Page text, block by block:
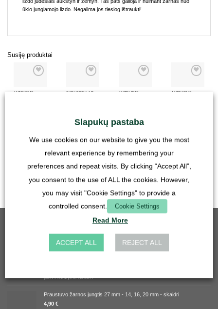
ūkio jungiamojo lizdo. Negalima jos tiesiog ištraukti!
Susiję produktai
ANTFARMS
su PVM
Pristatymo
Combi L
49,90€
su PVM
plius
Pristatymo
ANTFARMS
stovintis
59,90€
su PVM
plius
Pristatymo
ANTFARMS
su PVM
plius
Pristatymo
Tinklelio įdėklas - 50 mm - nerūdijantis plienas
pliusPristatymo išlaidos
Praustuvo žarnos jungtis 27 mm - 14, 16, 20 mm - skaidri
4,90 €
Slapukų pastaba
We use cookies on our website to give you the most
relevant experience by remembering your
preferences and repeat visits. By clicking “Accept All”,
you consent to the use of ALL the cookies. However,
you may visit "Cookie Settings" to provide a
controlled consent.
Cookie Settings
Read More
ACCEPT ALL REJECT ALL